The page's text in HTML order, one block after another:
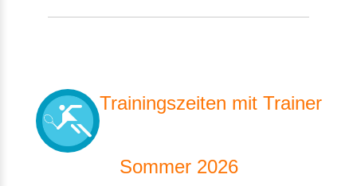
Trainingszeiten mit Trainer
Sommer 2026